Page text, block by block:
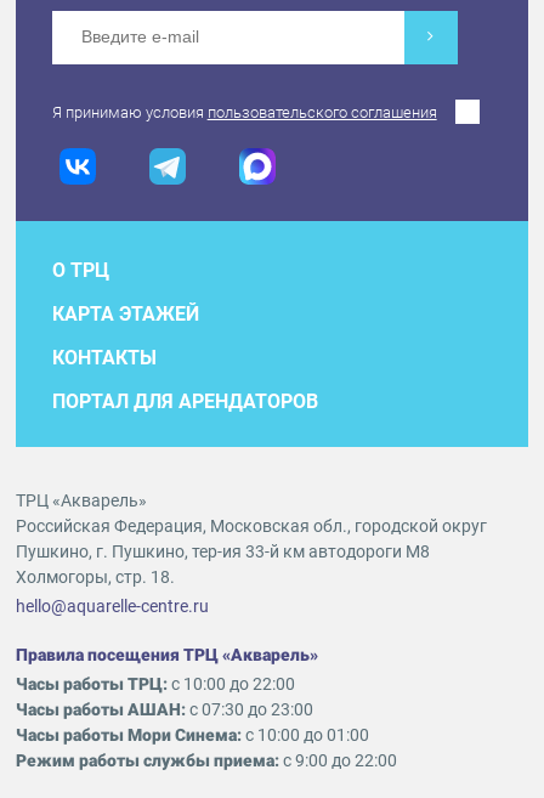
Я принимаю условия пользовательского соглашения
О ТРЦ
КАРТА ЭТАЖЕЙ
КОНТАКТЫ
ПОРТАЛ ДЛЯ АРЕНДАТОРОВ
ТРЦ «Акварель»
Российская Федерация, Московская обл., городской округ
Пушкино, г. Пушкино, тер-ия 33-й км автодороги М8
Холмогоры, стр. 18.
hello@aquarelle-centre.ru
Правила посещения ТРЦ «Акварель»
Часы работы ТРЦ:с 10:00 до 22:00
Часы работы АШАН:с 07:30 до 23:00
Часы работы Мори Синема:с 10:00 до 01:00
Режим работы службы приема:с 9:00 до 22:00